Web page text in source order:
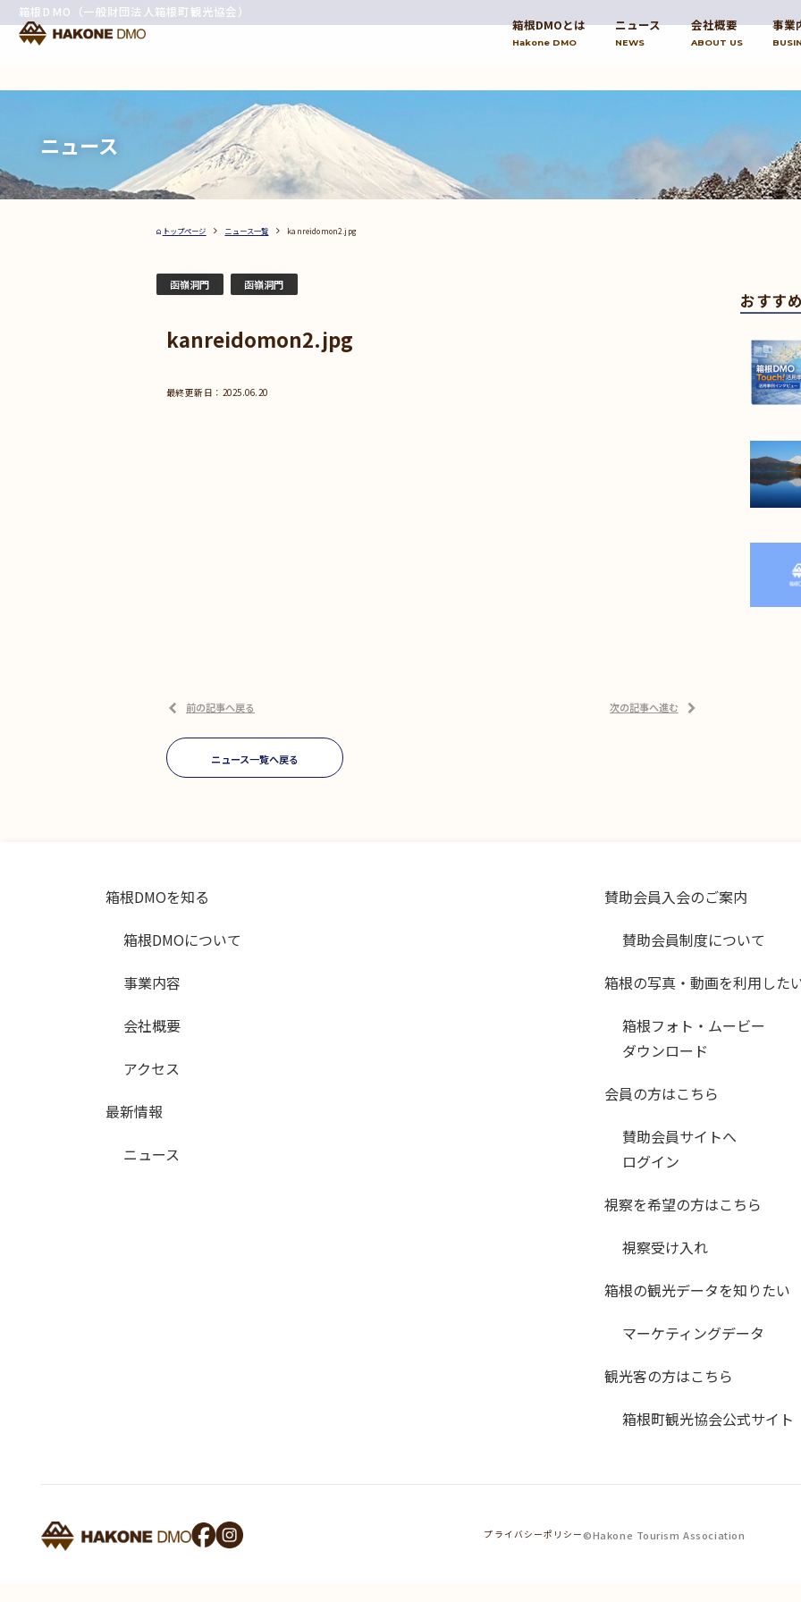
箱根DMO（一般財団法人箱根町観光協会）
箱根DMOとは
Hakone DMO
ニュース
NEWS
会社概要
ABOUT US
事業
ニュース
トップページ ニュース一覧 kanreidomon2.jpg
函嶺洞門 函嶺洞門
kanreidomon2.jpg
2025.06.20
おすす
前の記事へ戻る 次の記事へ進む
ニュース一覧へ戻る
箱根DMOを知る
箱根DMOについて
事業内容
会社概要
アクセス
最新情報
ニュース
賛助会員入会のご案内
賛助会員制度について
箱根の写真・動画を利用した
箱根フォト・ムービー
ダウンロード
会員の方はこちら
賛助会員サイトへ
ログイン
視察を希望の方はこちら
視察受け入れ
箱根の観光データを知りたい
マーケティングデータ
観光客の方はこちら
箱根町観光協会公式サイト
プライバシーポリシー©Hakone Tourism Association